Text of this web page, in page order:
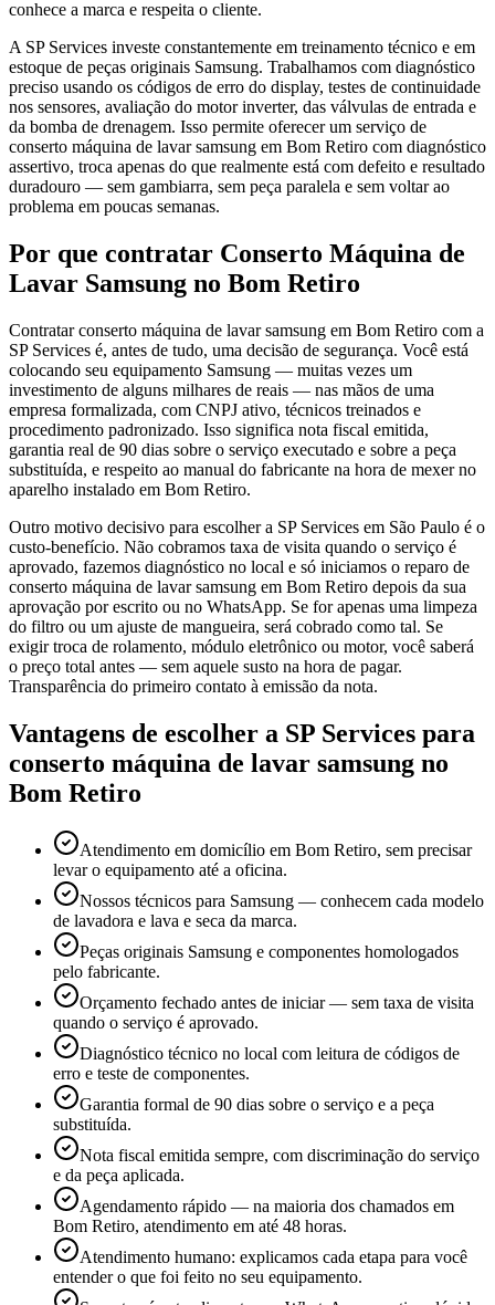
conhece a marca e respeita o cliente.
A SP Services investe constantemente em treinamento técnico e em
estoque de peças originais Samsung. Trabalhamos com diagnóstico
preciso usando os códigos de erro do display, testes de continuidade
nos sensores, avaliação do motor inverter, das válvulas de entrada e
da bomba de drenagem. Isso permite oferecer um serviço de
conserto máquina de lavar samsung em Bom Retiro com diagnóstico
assertivo, troca apenas do que realmente está com defeito e resultado
duradouro — sem gambiarra, sem peça paralela e sem voltar ao
problema em poucas semanas.
Por que contratar Conserto Máquina de
Lavar Samsung no Bom Retiro
Contratar conserto máquina de lavar samsung em Bom Retiro com a
SP Services é, antes de tudo, uma decisão de segurança. Você está
colocando seu equipamento Samsung — muitas vezes um
investimento de alguns milhares de reais — nas mãos de uma
empresa formalizada, com CNPJ ativo, técnicos treinados e
procedimento padronizado. Isso significa nota fiscal emitida,
garantia real de 90 dias sobre o serviço executado e sobre a peça
substituída, e respeito ao manual do fabricante na hora de mexer no
aparelho instalado em Bom Retiro.
Outro motivo decisivo para escolher a SP Services em São Paulo é o
custo-benefício. Não cobramos taxa de visita quando o serviço é
aprovado, fazemos diagnóstico no local e só iniciamos o reparo de
conserto máquina de lavar samsung em Bom Retiro depois da sua
aprovação por escrito ou no WhatsApp. Se for apenas uma limpeza
do filtro ou um ajuste de mangueira, será cobrado como tal. Se
exigir troca de rolamento, módulo eletrônico ou motor, você saberá
o preço total antes — sem aquele susto na hora de pagar.
Transparência do primeiro contato à emissão da nota.
Vantagens de escolher a SP Services para
conserto máquina de lavar samsung no
Bom Retiro
Atendimento em domicílio em Bom Retiro, sem precisar
levar o equipamento até a oficina.
Nossos técnicos para Samsung — conhecem cada modelo
de lavadora e lava e seca da marca.
Peças originais Samsung e componentes homologados
pelo fabricante.
Orçamento fechado antes de iniciar — sem taxa de visita
quando o serviço é aprovado.
Diagnóstico técnico no local com leitura de códigos de
erro e teste de componentes.
Garantia formal de 90 dias sobre o serviço e a peça
substituída.
Nota fiscal emitida sempre, com discriminação do serviço
e da peça aplicada.
Agendamento rápido — na maioria dos chamados em
Bom Retiro, atendimento em até 48 horas.
Atendimento humano: explicamos cada etapa para você
entender o que foi feito no seu equipamento.